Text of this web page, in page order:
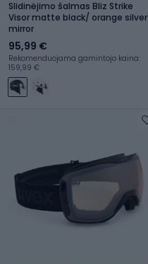
Slidinėjimo šalmas Bliz Strike
Visor matte black/ orange silver
mirror
95,99 €
Rekomenduojama gamintojo kaina:
159,99 €